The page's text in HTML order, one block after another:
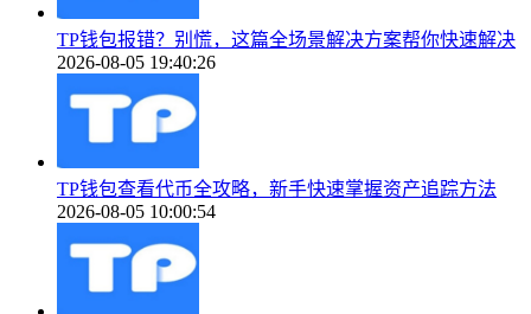
TP钱包报错？别慌，这篇全场景解决方案帮你快速解决
2026-08-05 19:40:26
TP钱包查看代币全攻略，新手快速掌握资产追踪方法
2026-08-05 10:00:54